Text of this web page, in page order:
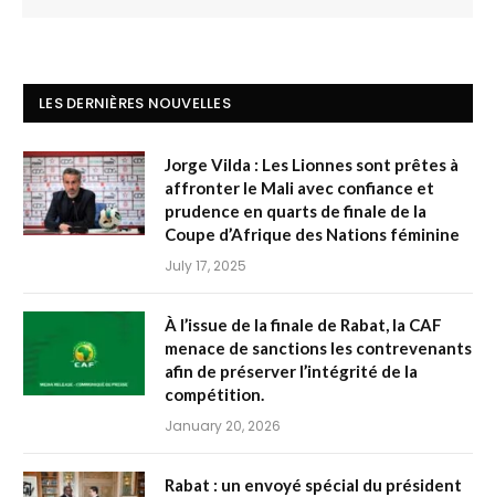
LES DERNIÈRES NOUVELLES
Jorge Vilda : Les Lionnes sont prêtes à
affronter le Mali avec confiance et
prudence en quarts de finale de la
Coupe d’Afrique des Nations féminine
July 17, 2025
À l’issue de la finale de Rabat, la CAF
menace de sanctions les contrevenants
afin de préserver l’intégrité de la
compétition.
January 20, 2026
Rabat : un envoyé spécial du président